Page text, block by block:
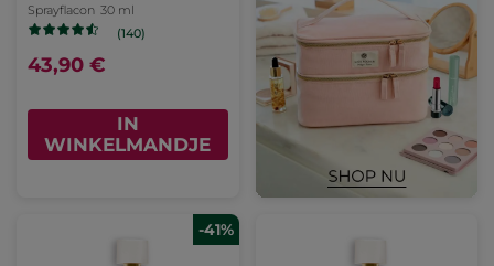
Sprayflacon 30 ml
(140)
43,90 €
IN
WINKELMANDJE
-41%